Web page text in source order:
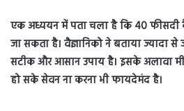
एक अध्ययन में पता चला है कि 40
जा सकता है। वैज्ञानिको ने बताया ज्यादा
सटीक और आसान उपाय है। इसके अलावा
हो सके सेवन ना करना भी फायदेमंद है।